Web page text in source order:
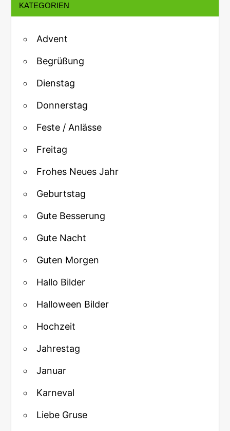
KATEGORIEN
Advent
Begrüßung
Dienstag
Donnerstag
Feste / Anlässe
Freitag
Frohes Neues Jahr
Geburtstag
Gute Besserung
Gute Nacht
Guten Morgen
Hallo Bilder
Halloween Bilder
Hochzeit
Jahrestag
Januar
Karneval
Liebe Gruse